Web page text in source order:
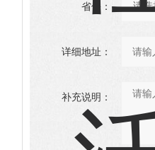
省份：
详细地址：
补充说明：